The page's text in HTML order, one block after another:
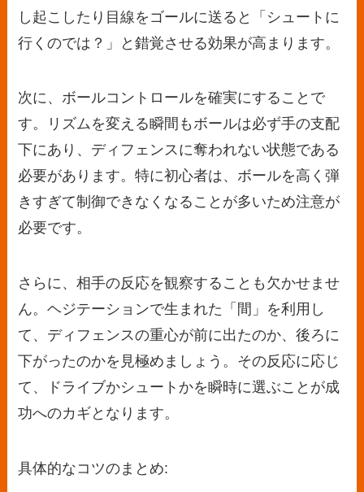
し起こしたり目線をゴールに送ると「シュートに
行くのでは？」と錯覚させる効果が高まります。
次に、ボールコントロールを確実にすることで
す。リズムを変える瞬間もボールは必ず手の支配
下にあり、ディフェンスに奪われない状態である
必要があります。特に初心者は、ボールを高く弾
きすぎて制御できなくなることが多いため注意が
必要です。
さらに、相手の反応を観察することも欠かせませ
ん。ヘジテーションで生まれた「間」を利用し
て、ディフェンスの重心が前に出たのか、後ろに
下がったのかを見極めましょう。その反応に応じ
て、ドライブかシュートかを瞬時に選ぶことが成
功へのカギとなります。
具体的なコツのまとめ: